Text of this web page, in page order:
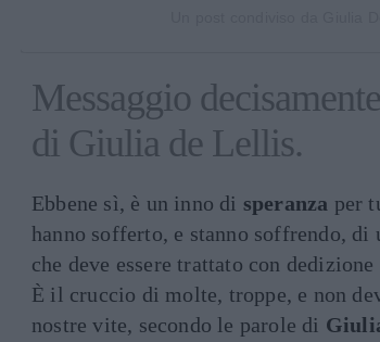
Messaggio
di Giulia de Lellis.
Ebbene sì, è un inno di speranza per
hanno sofferto, e stanno soffrendo, di
che deve essere trattato con
È il cruccio di molte, troppe, e non
nostre vite, secondo le parole di